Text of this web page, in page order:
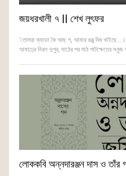
জয়ধরখালী ৭ || শেখ লুৎফর
‘তোমরা ক্যাডা কৈ আছ গ, আমার রঞ্জু বিষ
আষাঢ়ের নিরল দুপুর, মাঠের পর মাঠ পাটক্ষেতের সবুজ
লোককবি অন্নদারঞ্জন দাস ও